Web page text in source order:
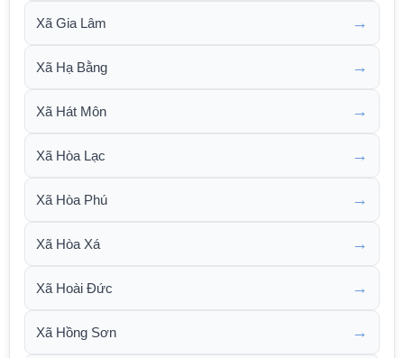
Xã Gia Lâm →
Xã Hạ Bằng →
Xã Hát Môn →
Xã Hòa Lạc →
Xã Hòa Phú →
Xã Hòa Xá →
Xã Hoài Đức →
Xã Hồng Sơn →